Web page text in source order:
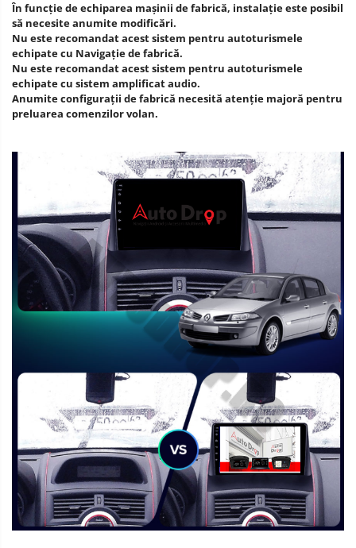
În funcţie de echiparea maşinii de fabrică, instalaţie este posibil
să necesite anumite modificări.
Nu este recomandat acest sistem pentru autoturismele
echipate cu Navigaţie de fabrică.
Nu este recomandat acest sistem pentru autoturismele
echipate cu sistem amplificat audio.
Anumite configuraţii de fabrică necesită atenţie majoră pentru
preluarea comenzilor volan.